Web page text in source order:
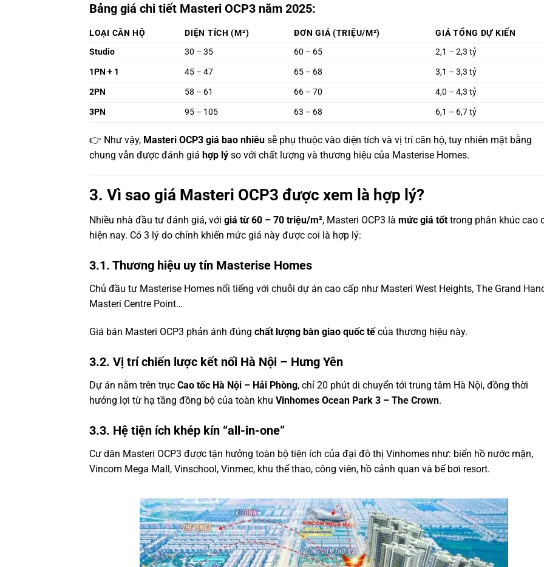
Bảng giá chi tiết Masteri OCP3 năm 2025:
LOẠI CĂN HỘ DIỆN TÍCH (M²) ĐƠN GIÁ (TRIỆU/M²)
GIÁ TỔNG DỰ KIẾN
Studio
30 – 35 60 – 65
2,1 – 2,3 tỷ
1PN + 1
45 – 47 65 – 68
3,1 – 3,3 tỷ
2PN
58 – 61 66 – 70
4,0 – 4,3 tỷ
3PN
95 – 105 63 – 68 6,1 – 6,7 tỷ
👉 Như vậy, Masteri OCP3 giá bao nhiêu sẽ phụ thuộc vào diện tích và vị trí căn hộ, tuy nhiên mặt bằng
chung vẫn được đánh giá hợp lý so với chất lượng và thương hiệu của Masterise Homes.
3. Vì sao giá Masteri OCP3 được xem là hợp lý?
Nhiều nhà đầu tư đánh giá, với giá từ 60 – 70 triệu/m², Masteri OCP3 là mức giá tốt trong phân khúc cao
hiện nay. Có 3 lý do chính khiến mức giá này được coi là hợp lý:
3.1. Thương hiệu uy tín Masterise Homes
Chủ đầu tư Masterise Homes nổi tiếng với chuỗi dự án cao cấp như Masteri West Heights, The Grand
Masteri Centre Point…
Giá bán Masteri OCP3 phản ánh đúng chất lượng bàn giao quốc tếcủa thương hiệu này.
3.2. Vị trí chiến lược kết nối Hà Nội – Hưng Yên
Dự án nằm trên trục Cao tốc Hà Nội – Hải Phòng, chỉ 20 phút di chuyển tới trung tâm Hà Nội, đồng thời
hưởng lợi từ hạ tầng đồng bộ của toàn khu Vinhomes Ocean Park 3 – The Crown.
3.3. Hệ tiện ích khép kín “all-in-one”
Cư dân Masteri OCP3 được tận hưởng toàn bộ tiện ích của đại đô thị Vinhomes như: biển hồ nước mặn,
Vincom Mega Mall, Vinschool, Vinmec, khu thể thao, công viên, hồ cảnh quan và bể bơi resort.